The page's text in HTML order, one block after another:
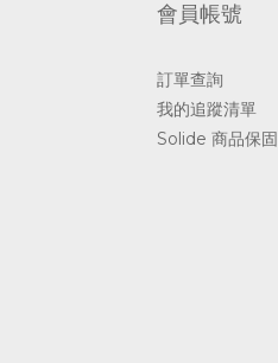
會員帳號
訂單查詢
我的追蹤清單
Solide 商品保固